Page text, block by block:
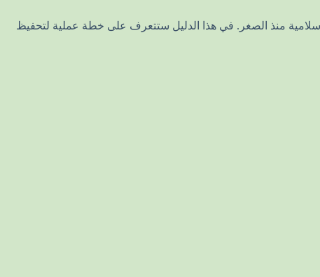
منذ الصغر. في هذا الدليل ستتعرف على خطة عملية لتحفيظ